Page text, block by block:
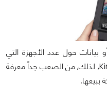
بيانات حول عدد الأجهزة التي
قامت بالفعل بتصنيعها من Kindle Fire, لذلك, من الصعب جداً معرفة
ببيعها.